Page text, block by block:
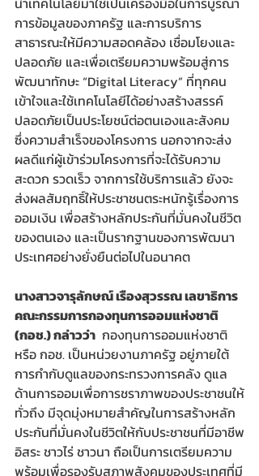
การข้อมูลของภาครัฐ และการบริการ
สาธารณะให้มีความสอดคล้อง เชื่อมโยงและ
ปลอดภัย และเพื่อเตรียมความพร้อมสู่การ
พัฒนาทักษะ “Digital Literacy” ที่ทุกคน
เข้าใจและใช้เทคโนโลยีได้อย่างสร้างสรรค์
ปลอดภัยเป็นประโยชน์ต่อตนเองและสังคม
ซึ่งความสำเร็จของโครงการ นอกจากจะส่ง
ผลดีแก่ผู้เข้าร่วมโครงการที่จะได้รับความ
สะดวก รวดเร็ว จากการใช้บริการแล้ว ยังจะ
ส่งผลสัมฤทธิ์ให้ประชาชนตระหนักรู้เรื่องการ
ออมเงิน เพื่อสร้างหลักประกันที่มั่นคงในชีวิต
ของตนเอง และเป็นรากฐานของการพัฒนา
ประเทศอย่างยั่งยืนต่อไปในอนาคต
นางสาวจารุลักษณ์ เรืองสุวรรณ เลขาธิการ
คณะกรรมการกองทุนการออมแห่งชาติ
(กอช.) กล่าวว่า
  กองทุนการออมแห่งชาติ
หรือ กอช. เป็นหน่วยงานภาครัฐ อยู่ภายใต้
การกำกับดูแลของกระทรวงการคลัง ดูแล
ด้านการออมเพื่อการชราภาพของประชาชนให้
ทั่วถึง มีจุดมุ่งหมายสำคัญในการสร้างหลัก
ประกันที่มั่นคงในชีวิตให้กับประชาชนที่มีอาชีพ
อิสระ ชาวไร่ ชาวนา ถือเป็นการเตรียมความ
พร้อมเพื่อรองรับสภาพสังคมของประเทศที่มี